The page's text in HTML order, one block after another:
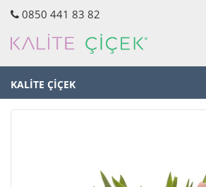
0850 441 83 82
KALİTE ÇİÇEK